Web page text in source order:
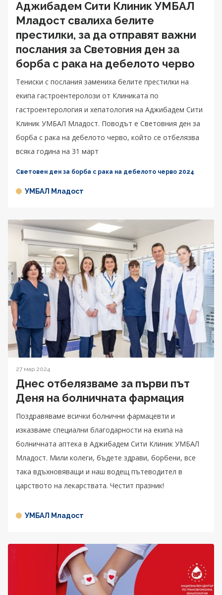
Аджибадем Сити Клиник УМБАЛ
Младост свалиха белите
престилки, за да отправят важни
послания за Световния ден за
борба с рака на дебелото черво
Тениски с послания замениха белите престилки на
екипа гастроентеролози от Клиниката по
гастроентерология и хепатология на Аджибадем Сити
Клиник УМБАЛ Младост. Поводът е Световния ден за
борба с рака на дебелото черво, който се отбелязва
всяка година на 31 март
Световен ден за борба с рака на дебелото черво 2024
УМБАЛ Младост
27 мар 2024
Днес отбелязваме за първи път
Деня на болничната фармация
Поздравяваме всички болнични фармацевти и
изказваме специални благодарности на екипа на
болничната аптека в Аджибадем Сити Клиник УМБАЛ
Младост. Мили колеги, бъдете здрави, борбени, все
така вдъхновяващи и наш водещ пътеводител в
царството на лекарствата. Честит празник!
УМБАЛ Младост